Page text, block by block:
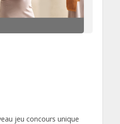
jeu concours unique